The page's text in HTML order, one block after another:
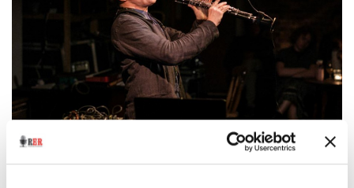
Emilia-Romagna Music Commission